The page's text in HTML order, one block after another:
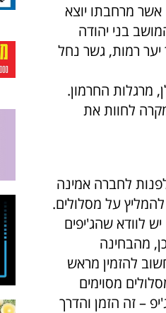
מרחבתו יוצא
בני יהודה
יער רמות, גשר נחל
מרגלות החרמון.
לחוות את
לחברה אמינה
להמליץ על מסלולים.
לוודא שהג'יפים
מהבחינה
להזמין מראש
מסוימים
– זה הזמן והדרך